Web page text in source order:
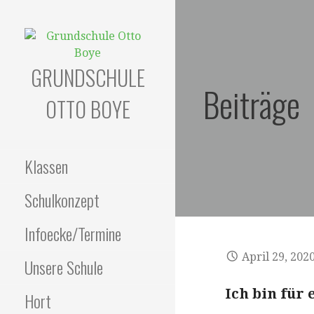
GRUNDSCHULE
OTTO BOYE
Klassen
Schulkonzept
Infoecke/Termine
Unsere Schule
Hort
Beiträge
April 29,
Ich bin für